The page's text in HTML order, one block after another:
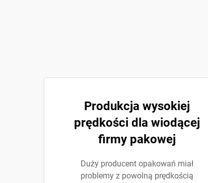
Produkcja wysokiej
prędkości dla wiodącej
firmy pakowej
Duży producent opakowań miał
problemy z powolną prędkością